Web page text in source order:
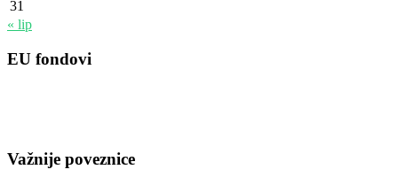
31
« lip
EU fondovi
Važnije poveznice